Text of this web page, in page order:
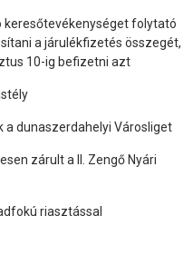
keresőtevékenységet folytató
a járulékfizetés összegét,
10-ig befizetni azt
a dunaszerdahelyi Városliget
zárult a II. Zengő Nyári
riasztással